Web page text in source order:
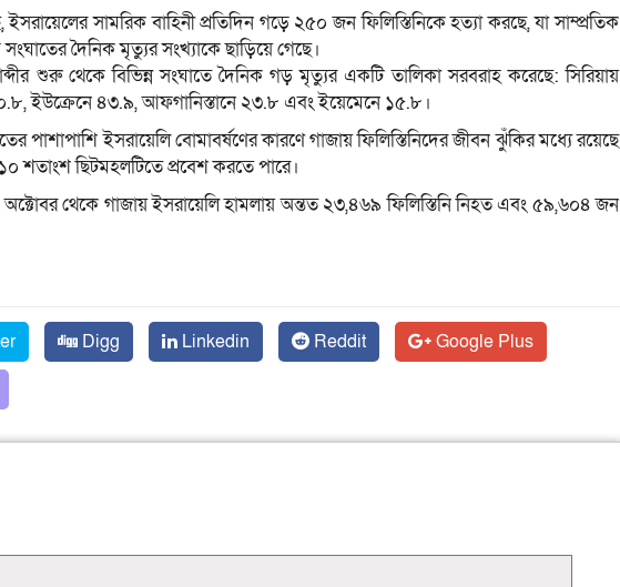
সামরিক বাহিনী প্রতিদিন গড়ে ২৫০ জন ফিলিস্তিনিকে হত্যা করছে, যা সাম্প্রতিক
দৈনিক মৃত্যুর সংখ্যাকে ছাড়িয়ে গেছে।
শুরু থেকে বিভিন্ন সংঘাতে দৈনিক গড় মৃত্যুর একটি তালিকা সরবরাহ করেছে: সিরিয়ায়
ইউক্রেনে ৪৩.৯, আফগানিস্তানে ২৩.৮ এবং ইয়েমেনে ১৫.৮।
পাশাপাশি ইসরায়েলি বোমাবর্ষণের কারণে গাজায় ফিলিস্তিনিদের জীবন ঝুঁকির মধ্যে রয়েছে
শতাংশ ছিটমহলটিতে প্রবেশ করতে পারে।
৭ অক্টোবর থেকে গাজায় ইসরায়েলি হামলায় অন্তত ২৩,৪৬৯ ফিলিস্তিনি নিহত এবং ৫৯,৬০৪ জন
Digg Linkedin Reddit
Google Plus